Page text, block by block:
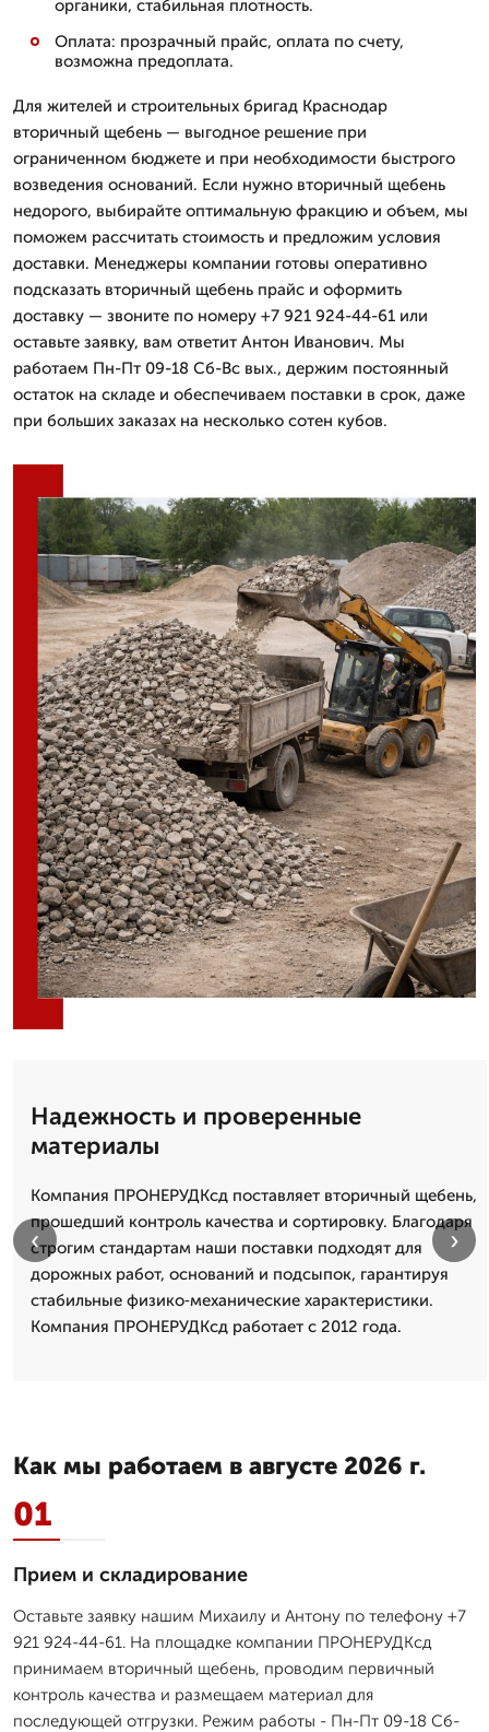
органики, стабильная плотность.
Оплата: прозрачный прайс, оплата по счету,
возможна предоплата.
Для жителей и строительных бригад Краснодар
вторичный щебень — выгодное решение при
ограниченном бюджете и при необходимости быстрого
возведения оснований. Если нужно вторичный щебень
недорого, выбирайте оптимальную фракцию и объем, мы
поможем рассчитать стоимость и предложим условия
доставки. Менеджеры компании готовы оперативно
подсказать вторичный щебень прайс и оформить
доставку — звоните по номеру +7 921 924-44-61 или
оставьте заявку, вам ответит Антон Иванович. Мы
работаем Пн-Пт 09-18 Сб-Вс вых., держим постоянный
остаток на складе и обеспечиваем поставки в срок, даже
при больших заказах на несколько сотен кубов.
Надежность и проверенные
материалы
Компания ПРОНЕРУДКсд поставляет вторичный щебень,
прошедший контроль качества и сортировку. Благодаря
строгим стандартам наши поставки подходят для
дорожных работ, оснований и подсыпок, гарантируя
стабильные физико‑механические характеристики.
Компания ПРОНЕРУДКсд работает с 2012 года.
‹ ›
Как мы работаем в августе 2026 г.
01
Прием и складирование
Оставьте заявку нашим Михаилу и Антону по телефону +7
921 924-44-61. На площадке компании ПРОНЕРУДКсд
принимаем вторичный щебень, проводим первичный
контроль качества и размещаем материал для
последующей отгрузки. Режим работы - Пн-Пт 09-18 Сб-